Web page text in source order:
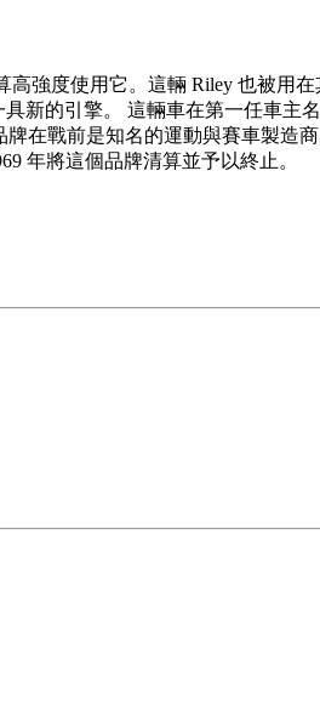
強度使用它。這輛 Riley 也被用
新的引擎。 這輛車在第一任車主
在戰前是知名的運動與賽車製造
年將這個品牌清算並予以終止。